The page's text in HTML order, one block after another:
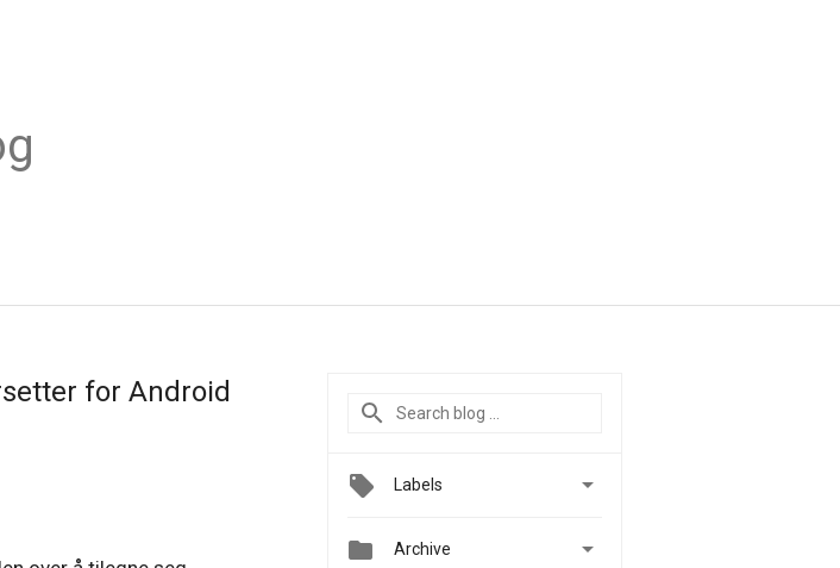
for Android
Labels 
 Archive 